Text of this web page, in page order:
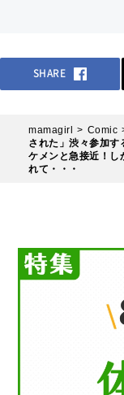
SHARE
mamagirl Comic
された」渋々参加
ケメンと急接近！
れて・・・